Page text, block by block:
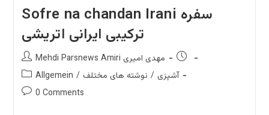
کوبیده
آبدار
و
خوشمزه
در
فر
Sofre na chandan Irani سفره
ترکیبی ایرانی اتریشی
Post
author:
Mehdi Parsnews Amiri مهدی امیری
Post
published:
Post
category:
Allgemein / آشپزی / نوشته های مختلف
Post0 Comments